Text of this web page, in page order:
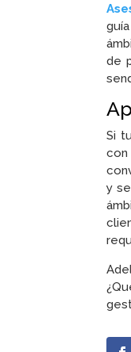
de
Si
y